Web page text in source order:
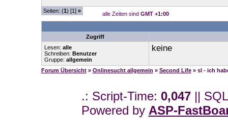
Seiten: (1) [1] » alle Zeiten sind GMT +1:00
Zugriff
Lesen: alle
Schreiben: Benutzer
Gruppe: allgemein
keine
Forum Übersicht » Onlinesucht allgemein » Second Life » sl - ich
.: Script-Time: 0,047||
Powered by ASP-